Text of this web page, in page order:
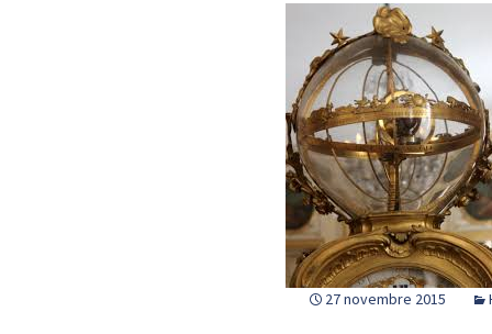
27 novembre 2015